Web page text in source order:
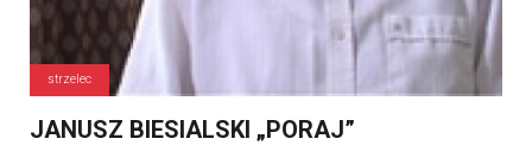
strzelec
JANUSZ BIESIALSKI „PORAJ”